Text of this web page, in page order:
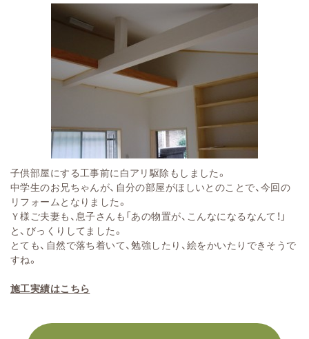
子供部屋にする工事前に白アリ駆除もしました。
中学生のお兄ちゃんが、自分の部屋がほしいとのことで、今回の
リフォームとなりました。
Ｙ様ご夫妻も、息子さんも「あの物置が、こんなになるなんて！」
と、びっくりしてました。
とても、自然で落ち着いて、勉強したり、絵をかいたりできそうで
すね。
施工実績はこちら